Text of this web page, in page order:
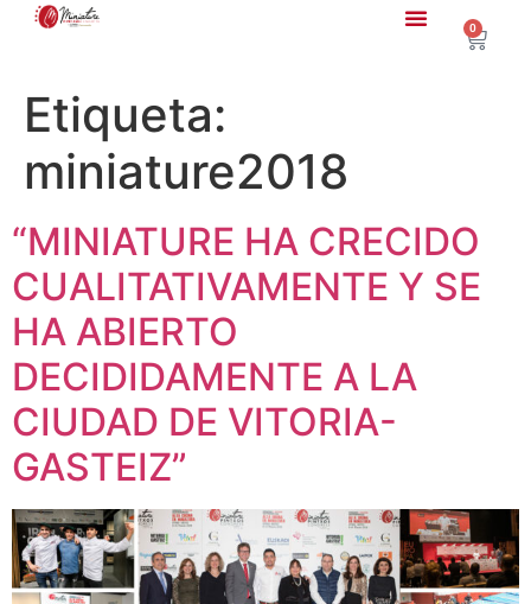
0
Etiqueta:
miniature2018
“MINIATURE HA CRECIDO
CUALITATIVAMENTE Y SE
HA ABIERTO
DECIDIDAMENTE A LA
CIUDAD DE VITORIA-
GASTEIZ”